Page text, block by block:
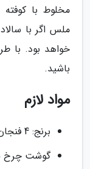
مخلوط با
ملس اگر با
خواهد بود. با
باشید.
مواد لازم
برنج: 4 فنجان
گوشت چرخ